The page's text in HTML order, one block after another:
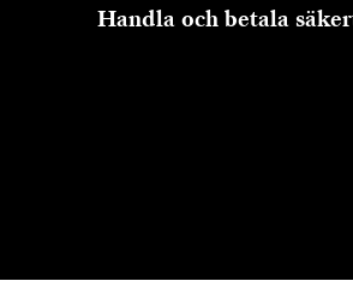
Handla och betala